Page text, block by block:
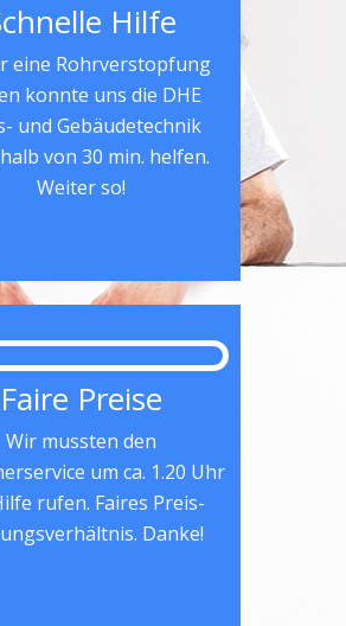
Hilfe
eine Rohrverstopfung
konnte uns die DHE
und Gebäudetechnik
von 30 min. helfen.
Weiter so!
Faire Preise
Wir mussten den
um ca. 1.20 Uhr
rufen. Faires Preis-
Danke!